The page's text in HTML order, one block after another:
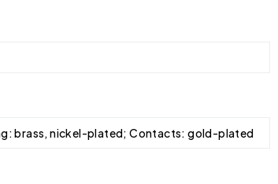
brass, nickel-plated; Contacts: gold-plated